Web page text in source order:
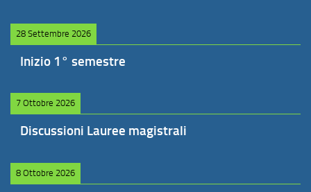
28 Settembre 2026
Inizio 1° semestre
7 Ottobre 2026
Discussioni Lauree magistrali
8 Ottobre 2026